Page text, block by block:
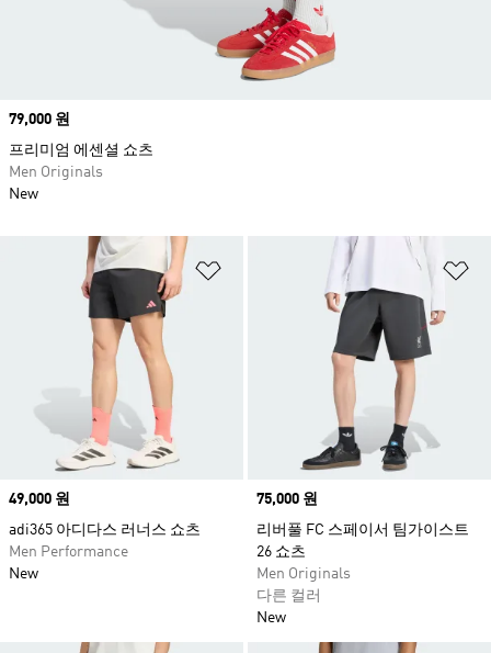
위시리스트 담기
Price
49,000 원
adi365 아디다스 러너스 쇼츠
Men Performance
New
Price
75,000 원
리버풀 FC 스페이서 팀가이스트
26 쇼츠
Men Originals
다른 컬러
New
Price
79,000 원
프리미엄 에센셜 쇼츠
Men Originals
New